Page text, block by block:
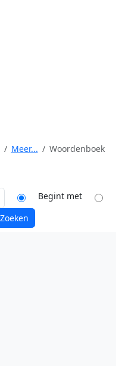
Meer... Woordenboek
Begint met